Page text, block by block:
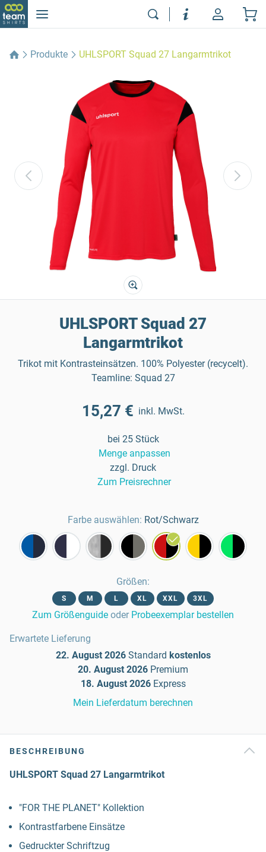
Produkte UHLSPORT Squad 27 Langarmtrikot
UHLSPORT Squad 27
Langarmtrikot
Trikot mit Kontrasteinsätzen. 100% Polyester (recycelt).
Teamline: Squad 27
15,27 € inkl. MwSt.
bei 25 Stück
Menge anpassen
zzgl. Druck
Zum Preisrechner
Farbe auswählen: Rot/Schwarz
Größen:
S M L XL XXL 3XL
Zum Größenguide oder Probeexemplar bestellen
Erwartete Lieferung
22. August 2026 Standard kostenlos
20. August 2026 Premium
18. August 2026 Express
Mein Lieferdatum berechnen
BESCHREIBUNG
UHLSPORT Squad 27 Langarmtrikot
"FOR THE PLANET" Kollektion
Kontrastfarbene Einsätze
Gedruckter Schriftzug